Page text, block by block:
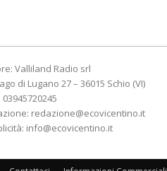
Valliland Radio srl
di Lugano 27 – 36015 Schio (VI)
03945720245
redazione@ecovicentino.it
info@ecovicentino.it